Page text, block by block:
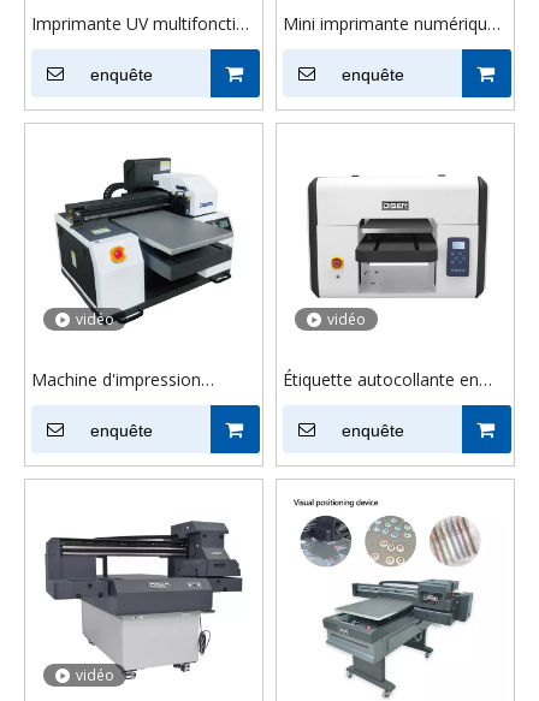
Imprimante UV multifonction
DS-M6090, pour coque de
téléphone, bouteille avec 2-3
têtes d'impression Xp600
enquête
Mini imprimante numérique
à plat Uv A4 A5, petit nuage,
imprimante autonome pour
étui de téléphone portable
enquête
vidéo
Machine d'impression
acrylique d'autocollant
d'imprimante à plat UV de
bureau DS-H3042 A3
enquête
vidéo
Étiquette autocollante en
cristal A3, impression de
bouteille, étui de téléphone,
Mini imprimante Uv à plat
enquête
vidéo